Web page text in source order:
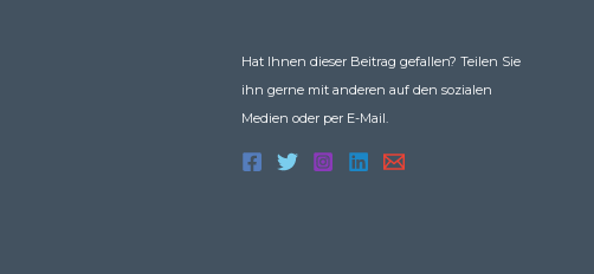
Hat Ihnen dieser Beitrag gefallen? Teilen Sie
ihn gerne mit anderen auf den sozialen
Medien oder per E-Mail.